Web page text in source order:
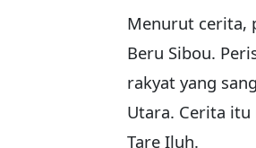
Menurut cerita,
Beru Sibou.
rakyat yang
Utara. Cerita itu
Tare Iluh.